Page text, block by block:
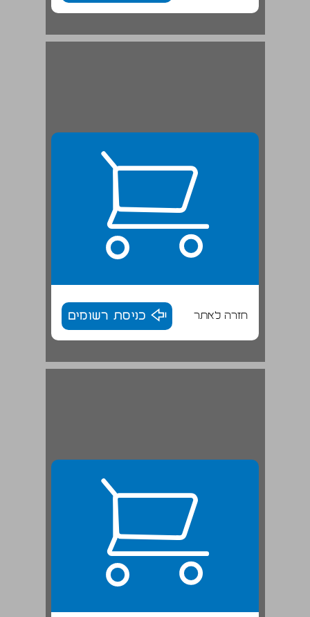
חזרה לאתר כניסת רשומים